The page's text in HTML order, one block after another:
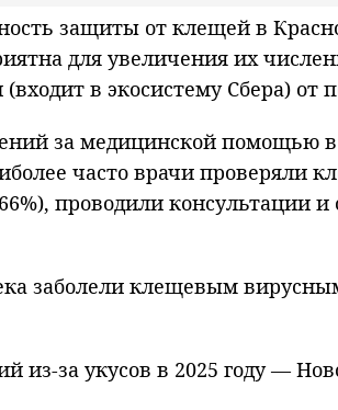
защиты от клещей в
для увеличения их
в экосистему Сбера) от
за медицинской помощью
часто врачи проверяли
проводили консультации
заболели клещевым
из-за укусов в 2025 году —